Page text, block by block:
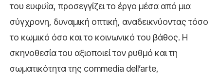
του ευφυΐα, προσεγγίζει το έργο μέσα από μια
σύγχρονη, δυναμική οπτική, αναδεικνύοντας τόσο
το κωμικό όσο και το κοινωνικό του βάθος. Η
σκηνοθεσία του αξιοποιεί τον ρυθμό και τη
σωματικότητα της commedia dell’arte,